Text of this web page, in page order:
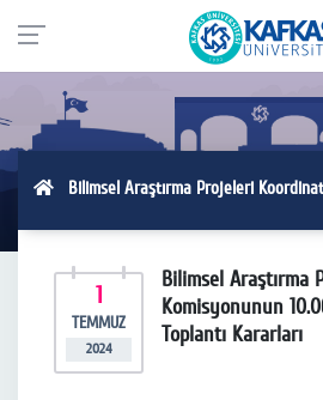
Bilimsel Araştırma Projeleri
1
TEMMUZ
2024
Bilimsel Araştırma
Komisyonunun
Toplantı Kararları